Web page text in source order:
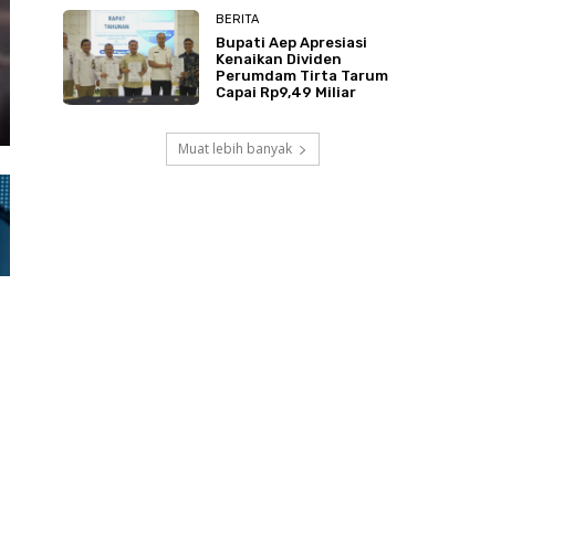
BERITA
Bupati Aep Apresiasi
Kenaikan Dividen
Perumdam Tirta Tarum
Capai Rp9,49 Miliar
Muat lebih banyak